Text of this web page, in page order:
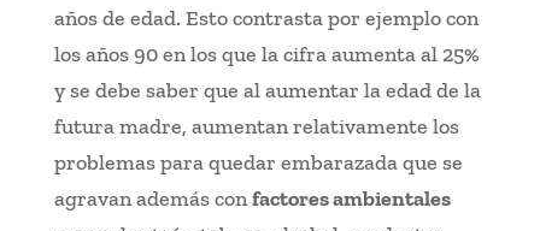
años de edad. Esto contrasta por ejemplo con
los años 90 en los que la cifra aumenta al 25%
y se debe saber que al aumentar la edad de la
futura madre, aumentan relativamente los
problemas para quedar embarazada que se
agravan además confactores ambientales